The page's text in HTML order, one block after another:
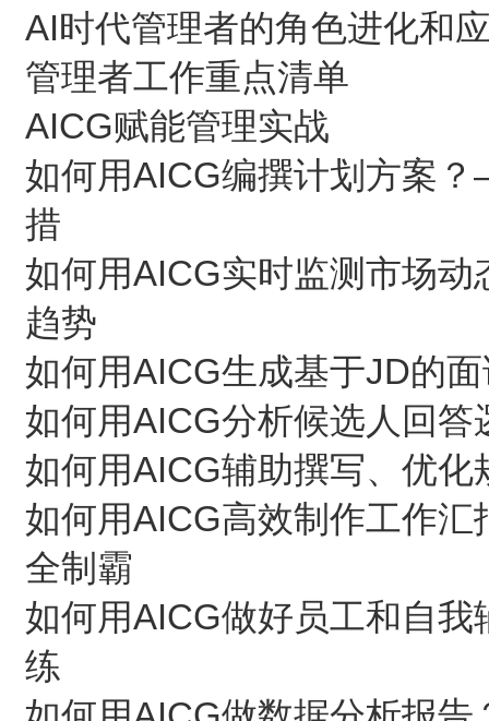
AI时代管理者的角色进化和
管理者工作重点清单
AICG赋能管理实战
如何用AICG编撰计划方案
措
如何用AICG实时监测市场
趋势
如何用AICG生成基于JD的
如何用AICG分析候选人回
如何用AICG辅助撰写、优
如何用AICG高效制作工作
全制霸
如何用AICG做好员工和自
练